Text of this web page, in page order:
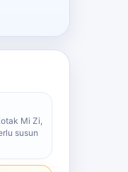
Mi Zi,
susun